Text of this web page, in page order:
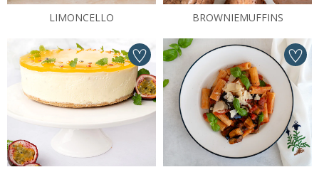
LIMONCELLO BROWNIEMUFFINS